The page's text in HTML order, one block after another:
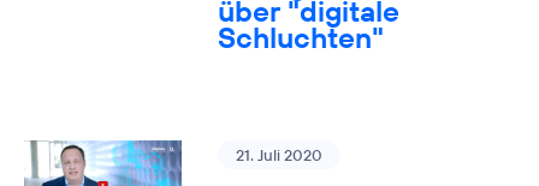
über "digitale
Schluchten"
21. Juli 2020